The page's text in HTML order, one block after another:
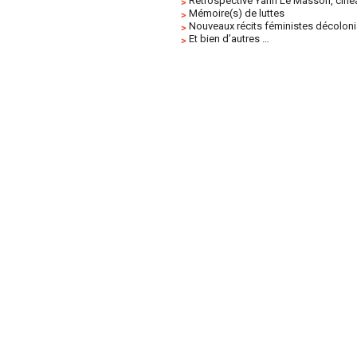
Mémoire(s) de luttes
Nouveaux récits féministes
Et bien d’autres …